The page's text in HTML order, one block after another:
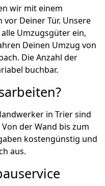
wir mit einem
Deiner Tür. Unsere
Umzugsgüter ein,
Deinen Umzug von
Die Anzahl der
buchbar.
in Trier sind
Von der Wand bis zum
kostengünstig und
aus.